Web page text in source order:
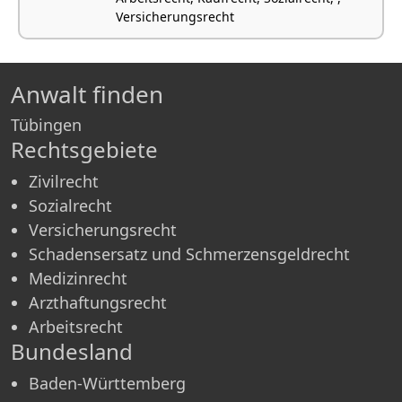
Versicherungsrecht
Anwalt finden
Tübingen
Rechtsgebiete
Zivilrecht
Sozialrecht
Versicherungsrecht
Schadensersatz und Schmerzensgeldrecht
Medizinrecht
Arzthaftungsrecht
Arbeitsrecht
Bundesland
Baden-Württemberg